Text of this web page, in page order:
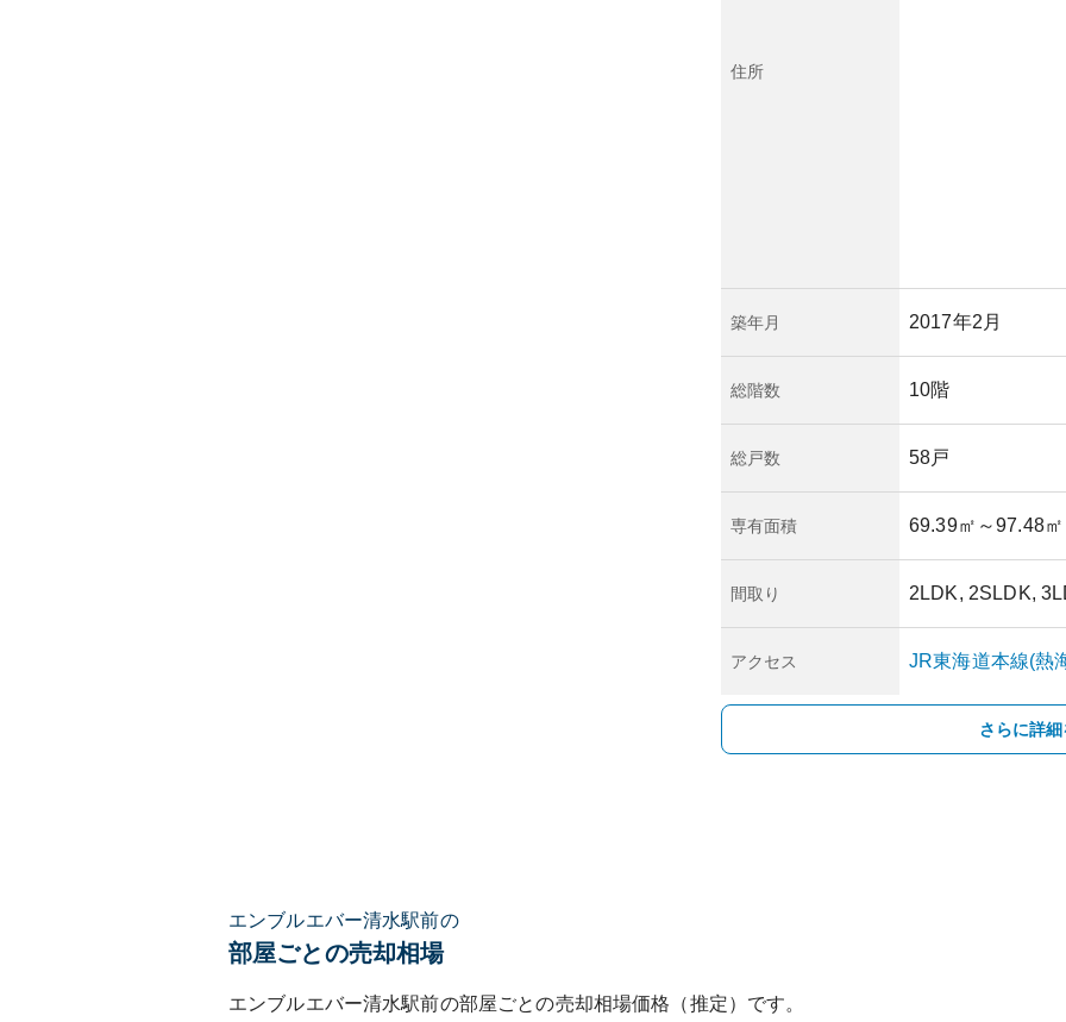
住所
築年月 2017年2月
総階数 10階
総戸数 58戸
専有面積 69.39㎡ ～97.48㎡
間取り 2LDK, 2SLDK,
アクセス JR東海道本線(熱
さらに詳
エンブルエバー清水駅前の
部屋ごとの売却相場
エンブルエバー清水駅前の部屋ごとの売却相場価格（推定）です。